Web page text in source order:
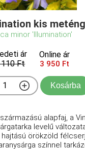
kis meténg
minor 'Illumination'
ár
Ft
Online ár
3 950 Ft
Kosárba
alapfaj, a
levelű
hajtású örökzöld
színnel